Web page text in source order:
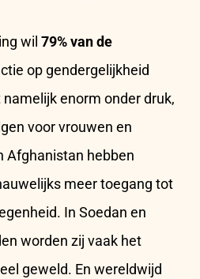
wil 79% van de
op gendergelijkheid
enorm onder druk,
voor vrouwen en
Afghanistan hebben
meer toegang tot
In Soedan en
worden zij vaak het
geweld. En wereldwijd